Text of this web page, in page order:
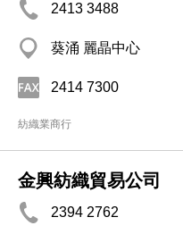
2413 3488
葵涌 麗晶中心
2414 7300
紡織業商行
金興紡織貿易公司
2394 2762